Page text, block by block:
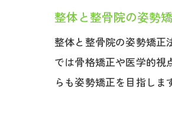
整体と整骨院の姿勢
整体と整骨院の姿勢矯正
では骨格矯正や医学的視
らも姿勢矯正を目指し